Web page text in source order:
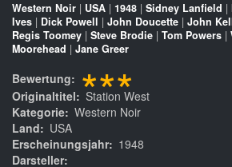
Western Noir | USA | 1948 | Sidney Lanfield |
Ives | Dick Powell | John Doucette | John
Regis Toomey | Steve Brodie | Tom Powers |
Moorehead | Jane Greer
Bewertung ***
Originaltitel
Station West
Kategorie Western Noir
Land
USA
Erscheinungsjahr
1948
Darsteller